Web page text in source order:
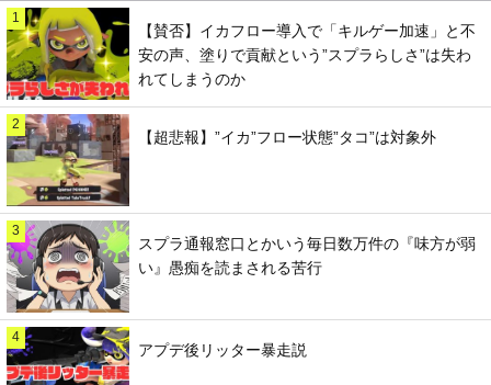
1
【賛否】イカフロー導入で「キルゲー加速」と不
安の声、塗りで貢献という”スプラらしさ”は失わ
れてしまうのか
2
【超悲報】”イカ”フロー状態”タコ”は対象外
3
スプラ通報窓口とかいう毎日数万件の『味方が弱
い』愚痴を読まされる苦行
4
アプデ後リッター暴走説